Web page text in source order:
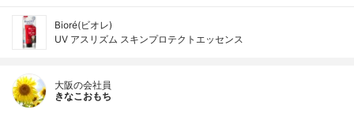
Bioré(ビオレ)
UV アスリズム スキンプロテクトエッセンス
大阪の会社員
きなこおもち